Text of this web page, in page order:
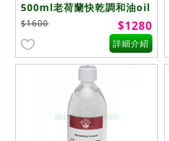
500ml老荷蘭快乾調和油oil
Painting Medium quick
drying(C1108)
$1600 $1280
詳細介紹